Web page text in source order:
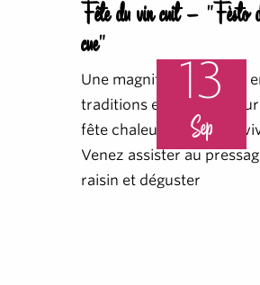
Fête du vin cuit - "Fèsto
cue"
Une magnifique journée
traditions et loisirs autour
fête chaleureuse et
Venez assister au
raisin et déguster
13
Sep